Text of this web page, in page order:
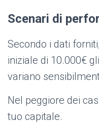
Scenari di
Secondo i dati
iniziale di 10.000€
variano
Nel peggiore dei
tuo capitale.